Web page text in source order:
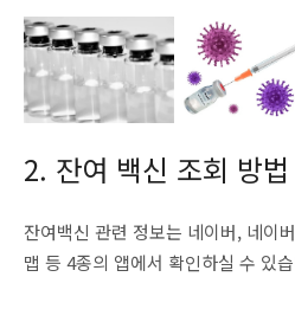
2. 잔여 백신 조회 방법
잔여백신 관련 정보는 네이버, 네이
맵 등 4종의 앱에서 확인하실 수 있